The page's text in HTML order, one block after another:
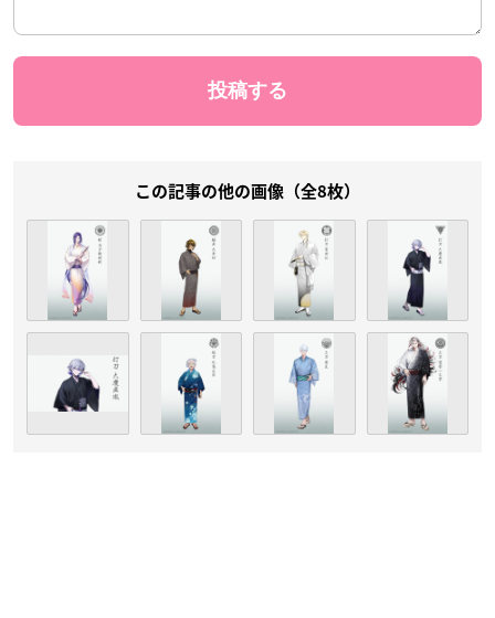
この記事の他の画像（全8枚）